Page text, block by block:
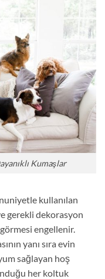
Kumaşlar
kullanılan
gerekli dekorasyon
engellenir.
yanı sıra evin
sağlayan hoş
her koltuk